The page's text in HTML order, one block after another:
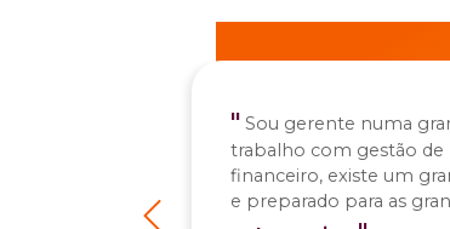
" Sou gerente numa
trabalho com gestão de
financeiro, existe um
e preparado para as